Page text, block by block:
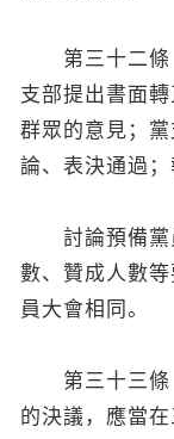
第三十二條
支部提出書面
群眾的意見；
論、表決通過；
討論預備黨
數、贊成人數
員大會相同。
第三十三條
的決議，應當